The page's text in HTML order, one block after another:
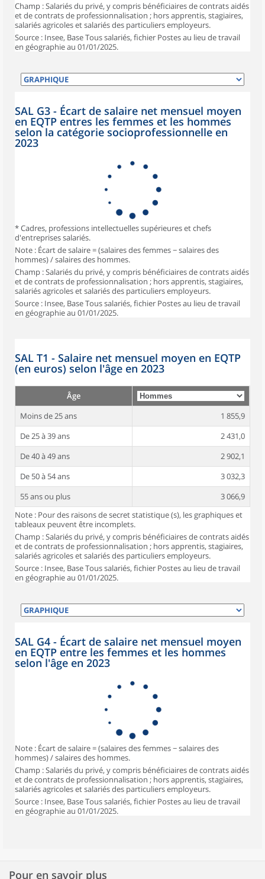
Champ : Salariés du privé, y compris bénéficiaires de contrats aidés
et de contrats de professionnalisation ; hors apprentis, stagiaires,
salariés agricoles et salariés des particuliers employeurs.
Source : Insee, Base Tous salariés, fichier Postes au lieu de travail
en géographie au 01/01/2025.
SAL G3 - Écart de salaire net mensuel moyen
en EQTP entres les femmes et les hommes
selon la catégorie socioprofessionnelle en
2023
* Cadres, professions intellectuelles supérieures et chefs
d'entreprises salariés.
Note : Écart de salaire = (salaires des femmes − salaires des
hommes) / salaires des hommes.
Champ : Salariés du privé, y compris bénéficiaires de contrats aidés
et de contrats de professionnalisation ; hors apprentis, stagiaires,
salariés agricoles et salariés des particuliers employeurs.
Source : Insee, Base Tous salariés, fichier Postes au lieu de travail
en géographie au 01/01/2025.
SAL T1 - Salaire net mensuel moyen en EQTP
(en euros) selon l'âge en 2023
Âge
Moins de 25 ans
1 855,9
De 25 à 39 ans
2 431,0
De 40 à 49 ans
2 902,1
De 50 à 54 ans
3 032,3
55 ans ou plus
3 066,9
Note : Pour des raisons de secret statistique (s), les graphiques et
tableaux peuvent être incomplets.
Champ : Salariés du privé, y compris bénéficiaires de contrats aidés
et de contrats de professionnalisation ; hors apprentis, stagiaires,
salariés agricoles et salariés des particuliers employeurs.
Source : Insee, Base Tous salariés, fichier Postes au lieu de travail
en géographie au 01/01/2025.
SAL G4 - Écart de salaire net mensuel moyen
en EQTP entre les femmes et les hommes
selon l'âge en 2023
Note : Écart de salaire = (salaires des femmes − salaires des
hommes) / salaires des hommes.
Champ : Salariés du privé, y compris bénéficiaires de contrats aidés
et de contrats de professionnalisation ; hors apprentis, stagiaires,
salariés agricoles et salariés des particuliers employeurs.
Source : Insee, Base Tous salariés, fichier Postes au lieu de travail
en géographie au 01/01/2025.
Pour en savoir plus